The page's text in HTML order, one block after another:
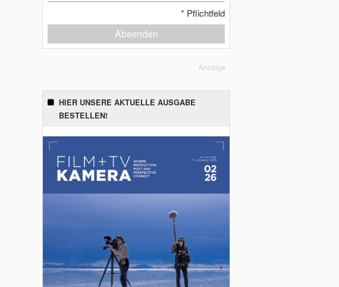
* Pflichtfeld
Absenden
Anzeige
HIER UNSERE AKTUELLE AUSGABE
BESTELLEN!